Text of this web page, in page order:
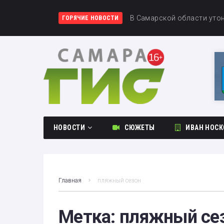
ГОРЯЧИЕ НОВОСТИ «Акрон» сыграл вничью с
В Самарской области
Первое поражение
НОВОСТИ СЮЖЕТЫ ИВАН
Главная пляжный сезон
Метка: пляжный